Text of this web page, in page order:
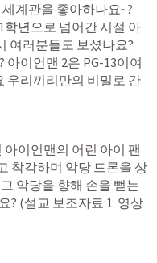
계관을 좋아하나요~?
년으로 넘어간 시절 아
여러분들도 보셨나요?
아이언맨 2은 PG-13이여
우리끼리만의 비밀로 간
이언맨의 어린 아이 팬
착각하며 악당 드론을 상
악당을 향해 손을 뻗는
? (설교 보조자료 1: 영상